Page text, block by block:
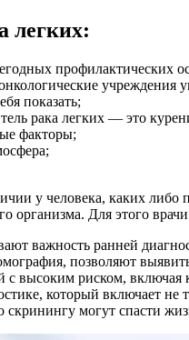
легких:
профилактических
учреждения
показать;
рака легких — это
факторы;
у человека, каких либо
организма. Для этого
важность ранней
позволяют
высоким риском, включая
который включает
скринингу могут спасти